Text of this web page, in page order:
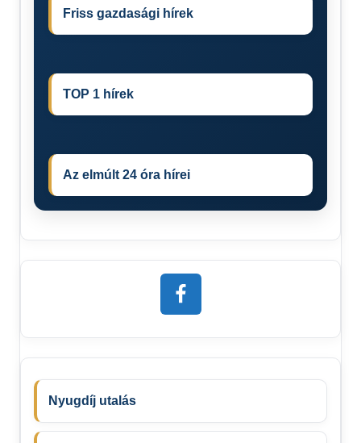
Friss gazdasági hírek
TOP 1 hírek
Az elmúlt 24 óra hírei
Nyugdíj utalás